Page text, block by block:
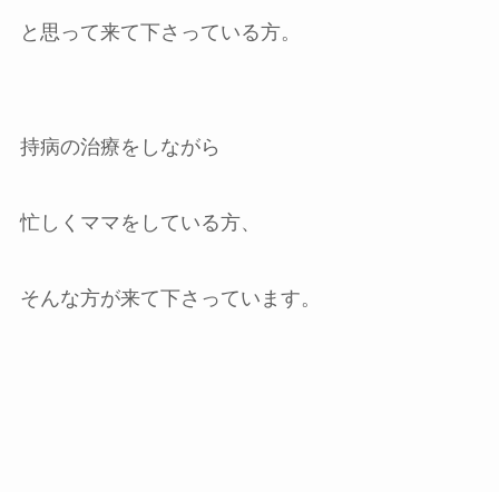
と思って来て下さっている方。
持病の治療をしながら
忙しくママをしている方、
そんな方が来て下さっています。